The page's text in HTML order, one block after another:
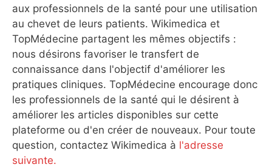
aux professionnels de la santé pour une utilisation
au chevet de leurs patients. Wikimedica et
TopMédecine partagent les mêmes objectifs :
nous désirons favoriser le transfert de
connaissance dans l'objectif d'améliorer les
pratiques cliniques. TopMédecine encourage donc
les professionnels de la santé qui le désirent à
améliorer les articles disponibles sur cette
plateforme ou d'en créer de nouveaux. Pour toute
question, contactez Wikimedica à l'adresse
suivante.